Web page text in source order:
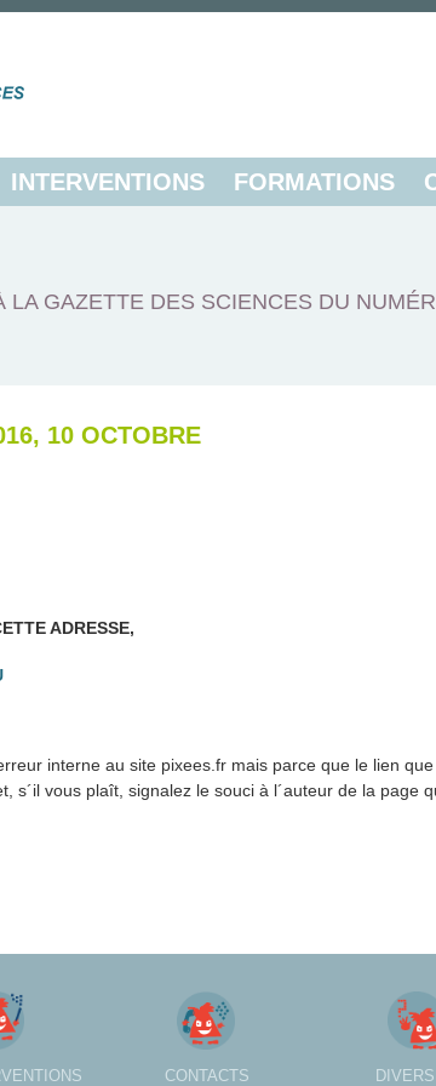
INTERVENTIONS FORMATIONS
LA GAZETTE DES SCIENCES DU
10 OCTOBRE
ADRESSE,
interne au site pixees.fr mais parce que le lien
s´il vous plaît, signalez le souci à l´auteur de la page
CONTACTS DIVERS